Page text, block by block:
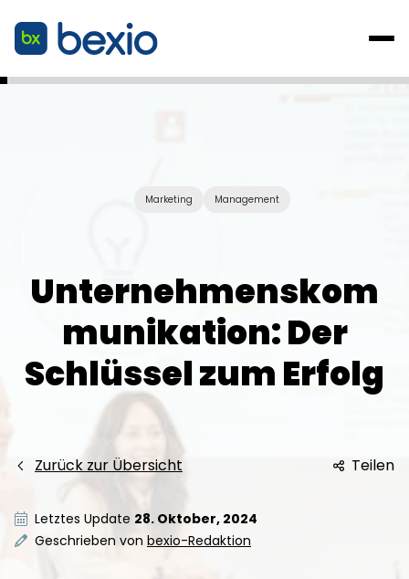
Marketing Management
Unternehmenskom
munikation: Der
Schlüssel zum Erfolg
Zurück zur Übersicht Teilen
Letztes Update 28. Oktober, 2024
Geschrieben von bexio-Redaktion